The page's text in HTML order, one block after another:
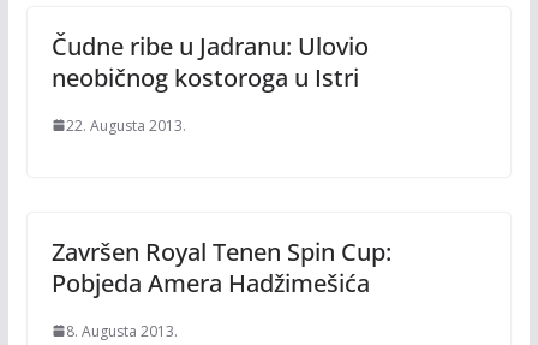
Čudne ribe u Jadranu: Ulovio
neobičnog kostoroga u Istri
22. Augusta 2013.
Završen Royal Tenen Spin Cup:
Pobjeda Amera Hadžimešića
8. Augusta 2013.